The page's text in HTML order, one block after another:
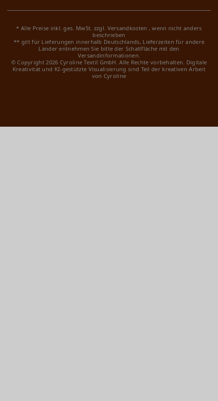
* Alle Preise inkl. ges. MwSt. zzgl. Versandkosten , wenn nicht anders
beschrieben
** gilt für Lieferungen innerhalb Deutschlands, Lieferzeiten für andere
Länder entnehmen Sie bitte der Schaltfläche mit den
Versandinformationen.
© Copyright 2026 Cyroline Textil GmbH. Alle Rechte vorbehalten. Digitale
Kreativität und KI-gestützte Visualisierung sind Teil der kreativen Arbeit
von Cyroline